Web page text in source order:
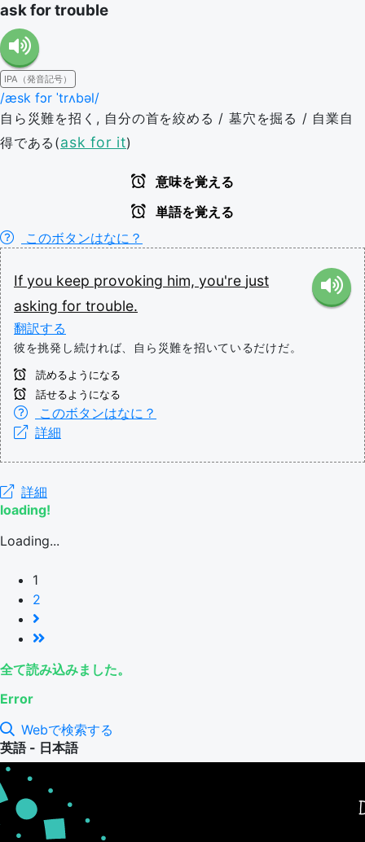
ask for trouble
IPA（発音記号）
/æsk fɔr ˈtrʌbəl/
自ら災難を招く, 自分の首を絞める / 墓穴を掘る / 自業自
得である(ask for it)
意味を覚える
単語を覚える
このボタンはなに？
If you keep provoking him, you're just
asking for trouble.
翻訳する
彼を挑発し続ければ、自ら災難を招いているだけだ。
読めるようになる
話せるようになる
このボタンはなに？
詳細
詳細
loading!
Loading...
1
2
全て読み込みました。
Error
Webで検索する
英語 - 日本語